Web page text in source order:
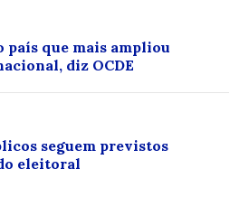
país que mais ampliou
diz OCDE
seguem previstos
eleitoral